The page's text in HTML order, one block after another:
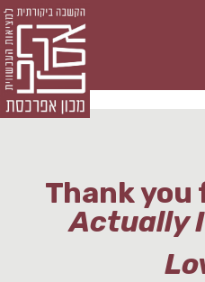
Thank you
Actually